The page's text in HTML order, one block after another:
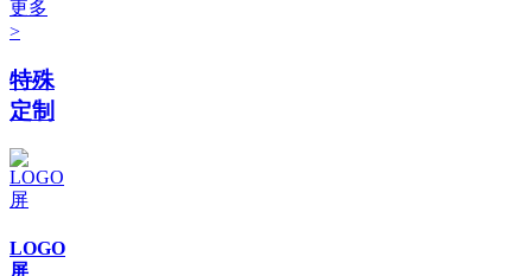
更多
>
特殊
定制
LOGO
屏